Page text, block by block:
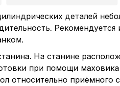
деталей
На станине
при помощи
приёмного